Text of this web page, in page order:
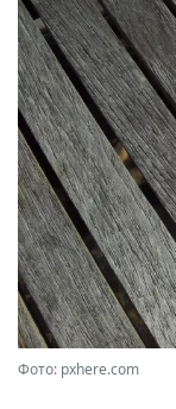
Фото: pxhere.com